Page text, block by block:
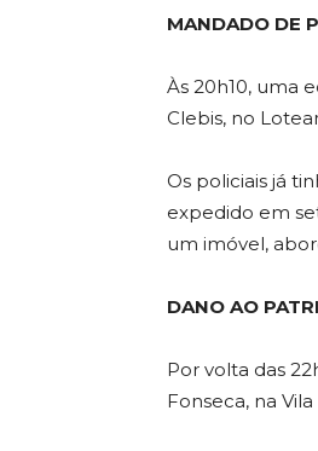
MANDADO DE
Às 20h10, uma
Clebis, no
Os policiais já
expedido em
um imóvel,
DANO AO
Por volta das
Fonseca, na Vila